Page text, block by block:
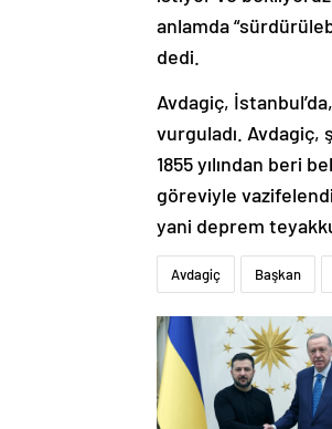
anlamda
dedi.
Avdagiç,
vurguladı. Avdagiç,
1855 yılından beri
göreviyle
yani deprem
Avdagiç Başkan